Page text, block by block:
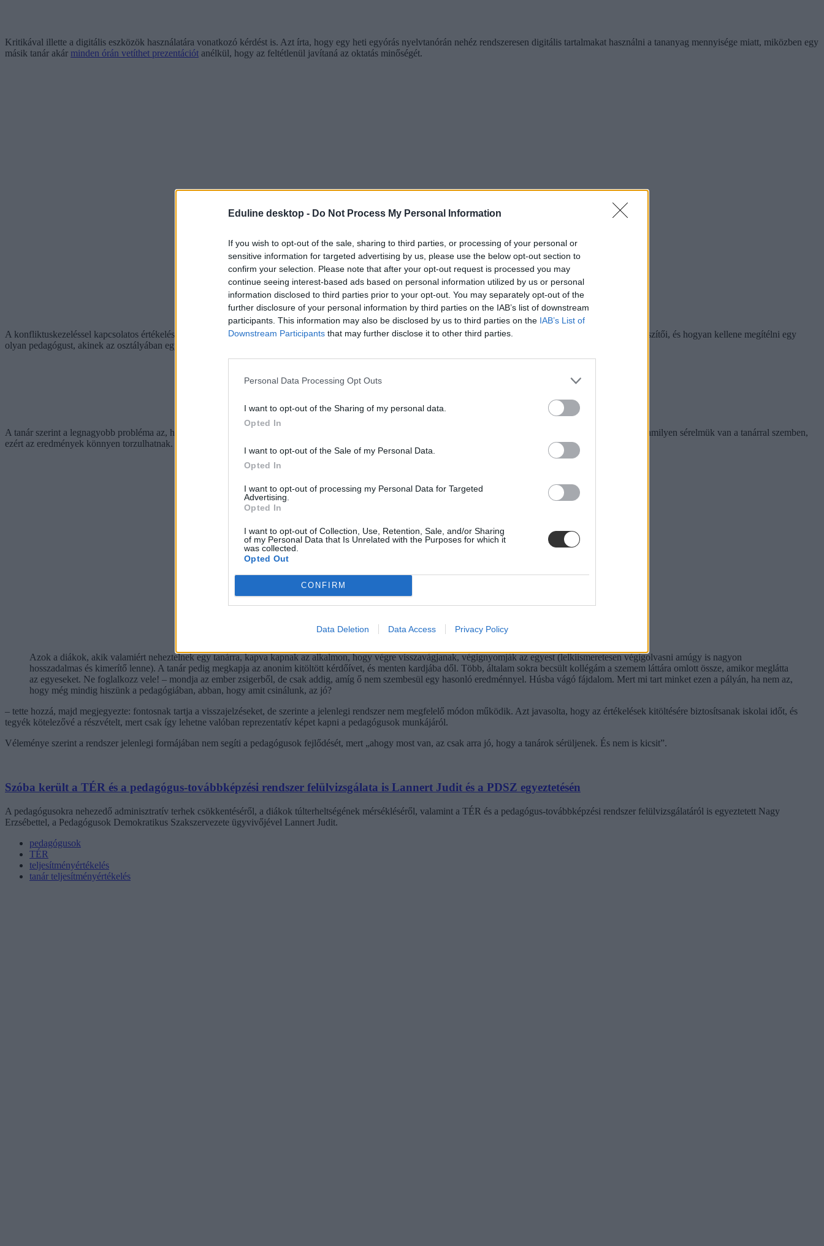
Eduline desktop - Do Not Process My Personal Information
If you wish to opt-out of the sale, sharing to third parties, or processing of your personal or
sensitive information for targeted advertising by us, please use the below opt-out section to
confirm your selection. Please note that after your opt-out request is processed you may
continue seeing interest-based ads based on personal information utilized by us or personal
information disclosed to third parties prior to your opt-out. You may separately opt-out of the
further disclosure of your personal information by third parties on the IAB’s list of downstream
participants. This information may also be disclosed by us to third parties on the IAB’s List of
Downstream Participants that may further disclose it to other third parties.
Personal Data Processing Opt Outs
I want to opt-out of the Sharing of my personal data.
Opted In
I want to opt-out of the Sale of my Personal Data.
Opted In
I want to opt-out of processing my Personal Data for Targeted
Advertising.
Opted In
I want to opt-out of Collection, Use, Retention, Sale, and/or Sharing
of my Personal Data that Is Unrelated with the Purposes for which it
was collected.
Opted Out
CONFIRM
Data Deletion Data Access Privacy Policy
Kritikával illette a digitális eszközök használatára vonatkozó kérdést is. Azt írta, hogy egy heti egyórás nyelvtanórán nehéz rendszeresen digitális tartalmakat használni a tananyag mennyisége miatt, miközben egy
másik tanár akár minden órán vetíthet prezentációt anélkül, hogy az feltétlenül javítaná az oktatás minőségét.
A konfliktuskezeléssel kapcsolatos értékelési szempontokat szintén problémásnak nevezte. Felvetette, hogy nem világos, milyen konfliktusokra gondoltak a kérdőív készítői, és hogyan kellene megítélni egy
olyan pedagógust, akinek az osztályában egyáltalán nem alakultak ki konfliktushelyzetek.
A tanár szerint a legnagyobb probléma az, hogy a kérdőív kitöltése nem kötelező. Úgy véli, a gyakorlatban elsősorban azok a diákok élnek a lehetőséggel, akiknek valamilyen sérelmük van a tanárral szemben,
ezért az eredmények könnyen torzulhatnak.
Azok a diákok, akik valamiért neheztelnek egy tanárra, kapva kapnak az alkalmon, hogy végre visszavágjanak, végignyomják az egyest (lelkiismeretesen végigolvasni amúgy is nagyon
hosszadalmas és kimerítő lenne). A tanár pedig megkapja az anonim kitöltött kérdőívet, és menten kardjába dől. Több, általam sokra becsült kollégám a szemem láttára omlott össze, amikor meglátta
az egyeseket. Ne foglalkozz vele! – mondja az ember zsigerből, de csak addig, amíg ő nem szembesül egy hasonló eredménnyel. Húsba vágó fájdalom. Mert mi tart minket ezen a pályán, ha nem az,
hogy még mindig hiszünk a pedagógiában, abban, hogy amit csinálunk, az jó?
– tette hozzá, majd megjegyezte: fontosnak tartja a visszajelzéseket, de szerinte a jelenlegi rendszer nem megfelelő módon működik. Azt javasolta, hogy az értékelések kitöltésére biztosítsanak iskolai időt, és
tegyék kötelezővé a részvételt, mert csak így lehetne valóban reprezentatív képet kapni a pedagógusok munkájáról.
Véleménye szerint a rendszer jelenlegi formájában nem segíti a pedagógusok fejlődését, mert „ahogy most van, az csak arra jó, hogy a tanárok sérüljenek. És nem is kicsit”.
Szóba került a TÉR és a pedagógus-továbbképzési rendszer felülvizsgálata is Lannert Judit és a PDSZ egyeztetésén
A pedagógusokra nehezedő adminisztratív terhek csökkentéséről, a diákok túlterheltségének mérsékléséről, valamint a TÉR és a pedagógus-továbbképzési rendszer felülvizsgálatáról is egyeztetett Nagy
Erzsébettel, a Pedagógusok Demokratikus Szakszervezete ügyvivőjével Lannert Judit.
pedagógusok
TÉR
teljesítményértékelés
tanár teljesítményértékelés